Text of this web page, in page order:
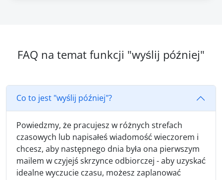
FAQ na temat funkcji "wyślij później"
Co to jest "wyślij później"?
Powiedzmy, że pracujesz w różnych strefach
czasowych lub napisałeś wiadomość wieczorem i
chcesz, aby następnego dnia była ona pierwszym
mailem w czyjejś skrzynce odbiorczej - aby uzyskać
idealne wyczucie czasu, możesz zaplanować